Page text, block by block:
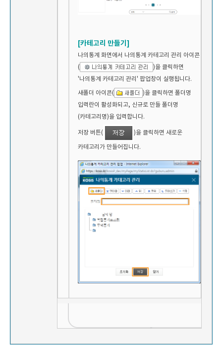
[카테고리 만들기]
나의통계 화면에서 나의통계 카테고리 관리 아이콘
(
)을 클릭하면
'나의통계 카테고리 관리' 팝업창이 실행됩니다.
새폴더 아이콘(
)을 클릭하면 폴더명
입력란이 활성화되고, 신규로 만들 폴더명
(카테고리명)을 입력합니다.
저장 버튼(
)을 클릭하면 새로운
카테고리가 만들어집니다.